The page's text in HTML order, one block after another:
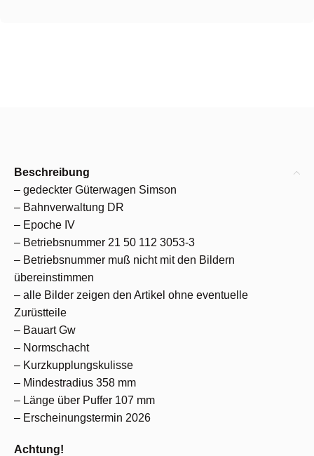
Beschreibung
– gedeckter Güterwagen Simson
– Bahnverwaltung DR
– Epoche IV
– Betriebsnummer 21 50 112 3053-3
– Betriebsnummer muß nicht mit den Bildern
übereinstimmen
– alle Bilder zeigen den Artikel ohne eventuelle
Zurüstteile
– Bauart Gw
– Normschacht
– Kurzkupplungskulisse
– Mindestradius 358 mm
– Länge über Puffer 107 mm
– Erscheinungstermin 2026
Achtung!